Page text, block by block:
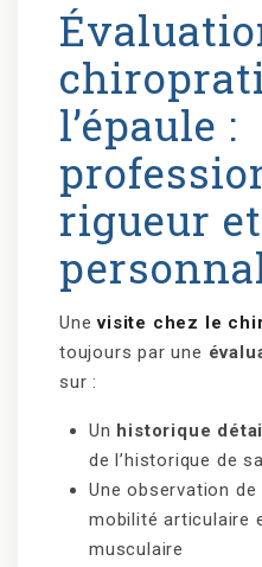
l’épaule :
rigueur
Unevisite chez le
toujours par une
sur :
Un historique
de l’historique de
Une observation de
mobilité articulaire
musculaire